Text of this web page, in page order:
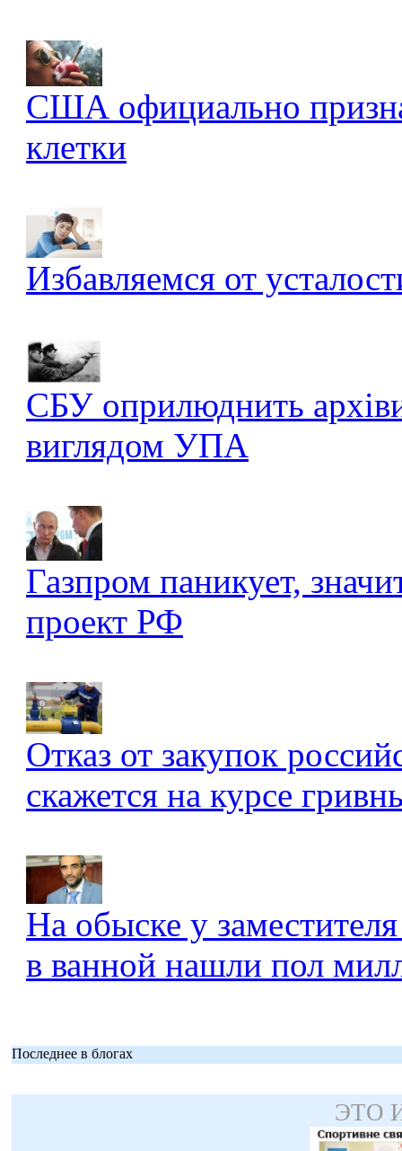
США официально
клетки
Избавляемся от
СБУ оприлюднить
виглядом УПА
Газпром паникует,
проект РФ
Отказ от закупок
скажется на курсе
На обыске у
в ванной нашли пол
Последнее в блогах
ЭТО